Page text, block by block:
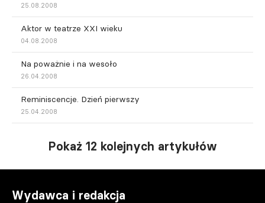
25.08.2008
Aktor w teatrze XXI wieku
04.08.2008
Na poważnie i na wesoło
26.04.2008
Reminiscencje. Dzień pierwszy
25.04.2008
Pokaż 12 kolejnych artykułów
Wydawca i redakcja